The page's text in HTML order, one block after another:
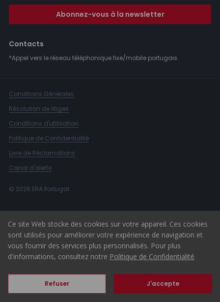
Abonnez-vous à la newsletter
Contacts
*Appel vers le réseau téléphonique fixe/mobile portugais.
Conditions Générales
Résolution de litiges
Conditions d'utilisation
Politique de Confidentialité
Livre de Réclamations
Canal d'alerte
© 2026 ERA Portugal
Ce site Web stocke des cookies sur votre appareil. Ces cookies
sont utilisés pour améliorer votre expérience de navigation et
vous fournir des services plus personnalisés. Pour plus
d'informations, consultez notre Politique de Confidentialité
Refuser J'accepte